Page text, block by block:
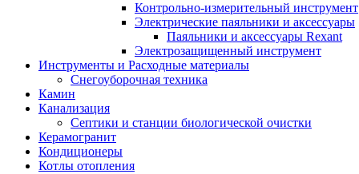
Контрольно-измерительный инструмент
Электрические паяльники и аксессуары
Паяльники и аксессуары Rexant
Электрозащищенный инструмент
Инструменты и Расходные материалы
Снегоуборочная техника
Камин
Канализация
Септики и станции биологической очистки
Керамогранит
Кондиционеры
Котлы отопления